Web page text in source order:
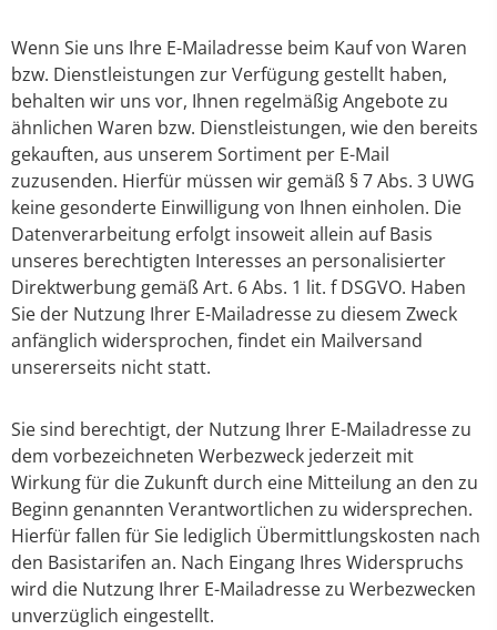
Wenn Sie uns Ihre E-Mailadresse beim Kauf von Waren
bzw. Dienstleistungen zur Verfügung gestellt haben,
behalten wir uns vor, Ihnen regelmäßig Angebote zu
ähnlichen Waren bzw. Dienstleistungen, wie den bereits
gekauften, aus unserem Sortiment per E-Mail
zuzusenden. Hierfür müssen wir gemäß § 7 Abs. 3 UWG
keine gesonderte Einwilligung von Ihnen einholen. Die
Datenverarbeitung erfolgt insoweit allein auf Basis
unseres berechtigten Interesses an personalisierter
Direktwerbung gemäß Art. 6 Abs. 1 lit. f DSGVO. Haben
Sie der Nutzung Ihrer E-Mailadresse zu diesem Zweck
anfänglich widersprochen, findet ein Mailversand
unsererseits nicht statt.
Sie sind berechtigt, der Nutzung Ihrer E-Mailadresse zu
dem vorbezeichneten Werbezweck jederzeit mit
Wirkung für die Zukunft durch eine Mitteilung an den zu
Beginn genannten Verantwortlichen zu widersprechen.
Hierfür fallen für Sie lediglich Übermittlungskosten nach
den Basistarifen an. Nach Eingang Ihres Widerspruchs
wird die Nutzung Ihrer E-Mailadresse zu Werbezwecken
unverzüglich eingestellt.